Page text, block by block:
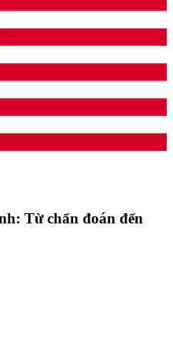
Từ chẩn đoán đến